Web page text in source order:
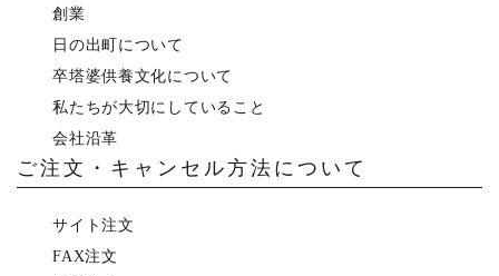
創業
日の出町について
卒塔婆供養文化について
私たちが大切にしていること
会社沿革
ご注文・キャンセル方法について
サイト注文
FAX注文